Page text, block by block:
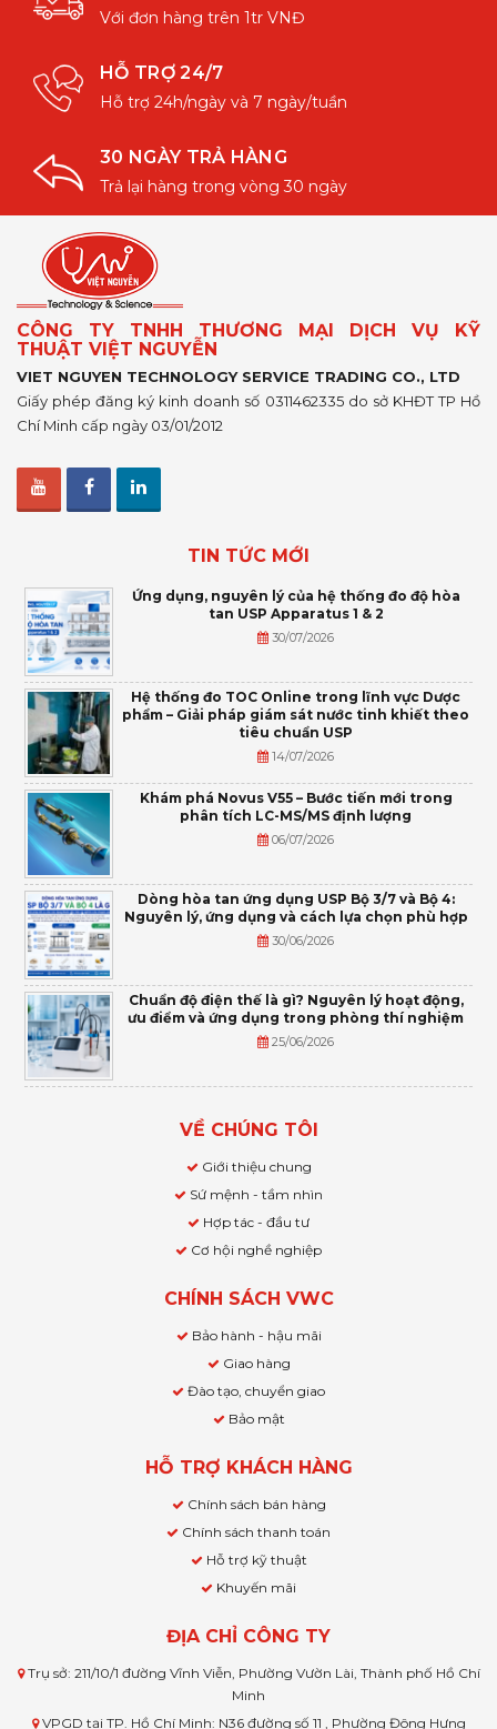
Với đơn hàng trên 1tr VNĐ
HỖ TRỢ 24/7
Hỗ trợ 24h/ngày và 7 ngày/tuần
30 NGÀY TRẢ HÀNG
Trả lại hàng trong vòng 30 ngày
CÔNG TY TNHH THƯƠNG MẠI DỊCH VỤ KỸ
THUẬT VIỆT NGUYỄN
VIET NGUYEN TECHNOLOGY SERVICE TRADING CO., LTD
Giấy phép đăng ký kinh doanh số 0311462335 do sở KHĐT TP Hồ
Chí Minh cấp ngày 03/01/2012
TIN TỨC MỚI
Ứng dụng, nguyên lý của hệ thống đo độ hòa
tan USP Apparatus 1 & 2
30/07/2026
Hệ thống đo TOC Online trong lĩnh vực Dược
phẩm – Giải pháp giám sát nước tinh khiết theo
tiêu chuẩn USP
14/07/2026
Khám phá Novus V55 – Bước tiến mới trong
phân tích LC-MS/MS định lượng
06/07/2026
Dòng hòa tan ứng dụng USP Bộ 3/7 và Bộ 4:
Nguyên lý, ứng dụng và cách lựa chọn phù hợp
30/06/2026
Chuẩn độ điện thế là gì? Nguyên lý hoạt động,
ưu điểm và ứng dụng trong phòng thí nghiệm
25/06/2026
VỀ CHÚNG TÔI
Giới thiệu chung
Sứ mệnh - tầm nhìn
Hợp tác - đầu tư
Cơ hội nghề nghiệp
CHÍNH SÁCH VWC
Bảo hành - hậu mãi
Giao hàng
Đào tạo, chuyển giao
Bảo mật
HỖ TRỢ KHÁCH HÀNG
Chính sách bán hàng
Chính sách thanh toán
Hỗ trợ kỹ thuật
Khuyến mãi
ĐỊA CHỈ CÔNG TY
Trụ sở: 211/10/1 đường Vĩnh Viễn, Phường Vườn Lài, Thành phố Hồ Chí
Minh
VPGD tại TP. Hồ Chí Minh: N36 đường số 11 , Phường Đông Hưng